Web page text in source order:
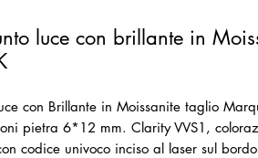
luce con brillante in
con Brillante in Moissanite taglio
pietra 6*12 mm. Clarity VVS1,
codice univoco inciso al laser sul